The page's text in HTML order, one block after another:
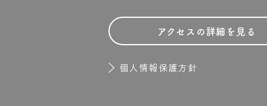
アクセスの詳細を見る
個人情報保護方針